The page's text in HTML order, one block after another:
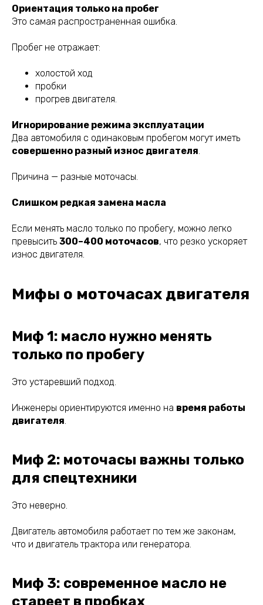
Ориентация только на пробег
Это самая распространенная ошибка.
Пробег не отражает:
холостой ход
пробки
прогрев двигателя.
Игнорирование режима эксплуатации
Два автомобиля с одинаковым пробегом могут иметь
совершенно разный износ двигателя.
Причина — разные моточасы.
Слишком редкая замена масла
Если менять масло только по пробегу, можно легко
превысить 300–400 моточасов, что резко ускоряет
износ двигателя.
Мифы о моточасах двигателя
Миф 1: масло нужно менять
только по пробегу
Это устаревший подход.
Инженеры ориентируются именно на время работы
двигателя.
Миф 2: моточасы важны только
для спецтехники
Это неверно.
Двигатель автомобиля работает по тем же законам,
что и двигатель трактора или генератора.
Миф 3: современное масло не
стареет в пробках